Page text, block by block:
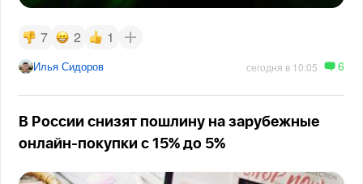
7 2 1
Илья Сидоров сегодня в 10:05 6
В России снизят пошлину на зарубежные
онлайн-покупки с 15% до 5%